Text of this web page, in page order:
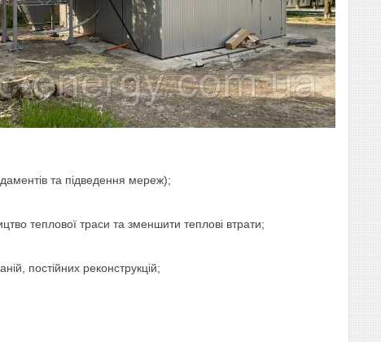
та підведення мереж);
теплової траси та зменшити теплові втрати;
постійних реконструкцій;